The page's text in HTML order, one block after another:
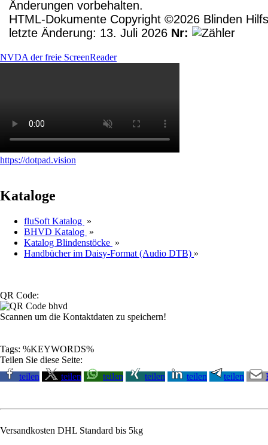
Änderungen vorbehalten.
HTML-Dokumente Copyright ©2026 Blinden
letzte Änderung: 13. Juli 2026 Nr:
NVDA der freie ScreenReader
https://dotpad.vision
Kataloge
fluSoft Katalog »
BHVD Katalog »
Katalog Blindenstöcke »
Handbücher im Daisy-Format (Audio DTB) »
QR Code:
Scannen um die Kontaktdaten zu speichern!
Tags: %KEYWORDS%
Teilen Sie diese Seite:
teilen
teilen teilen teilen teilen teilen
Versandkosten DHL Standard bis 5kg